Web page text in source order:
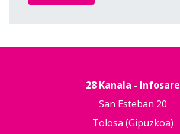
28 Kanala - Infosare
San Esteban 20
Tolosa (Gipuzkoa)